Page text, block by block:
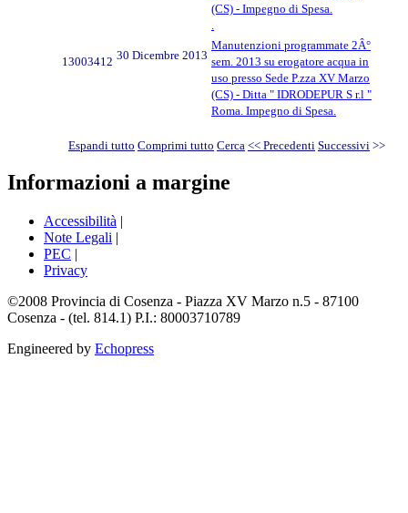
(CS) - Impegno di Spesa.
13003412 30 Dicembre 2013
Manutenzioni programmate 2Â°
sem. 2013 su erogatore acqua in
uso presso Sede P.zza XV Marzo
(CS) - Ditta " IDRODEPUR S r.l "
Roma. Impegno di Spesa.
Espandi tutto Comprimi tutto Cerca << Precedenti Successivi >>
Informazioni a margine
Accessibilità |
Note Legali |
PEC |
Privacy
©2008 Provincia di Cosenza - Piazza XV Marzo n.5 - 87100
Cosenza - (tel. 814.1) P.I.: 80003710789
Engineered by Echopress